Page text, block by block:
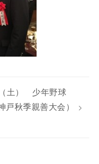
土） 少年野球
戸秋季親善大会）